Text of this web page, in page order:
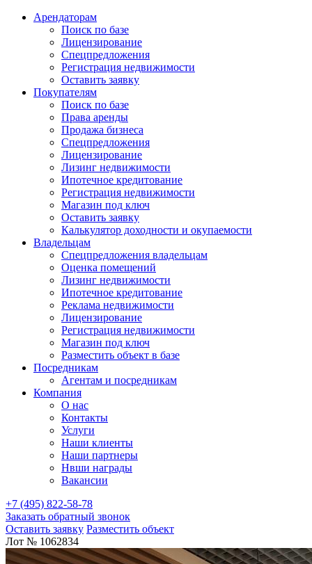
Арендаторам
Поиск по базе
Лицензирование
Спецпредложения
Регистрация недвижимости
Оставить заявку
Покупателям
Поиск по базе
Права аренды
Продажа бизнеса
Спецпредложения
Лицензирование
Лизинг недвижимости
Ипотечное кредитование
Регистрация недвижимости
Магазин под ключ
Оставить заявку
Калькулятор доходности и окупаемости
Владельцам
Спецпредложения владельцам
Оценка помещений
Лизинг недвижимости
Ипотечное кредитование
Реклама недвижимости
Лицензирование
Регистрация недвижимости
Магазин под ключ
Разместить объект в базе
Посредникам
Агентам и посредникам
Компания
О нас
Контакты
Услуги
Наши клиенты
Наши партнеры
Нвши награды
Вакансии
+7 (495) 822-58-78
Заказать обратный звонок
Оставить заявку Разместить объект
Лот № 1062834